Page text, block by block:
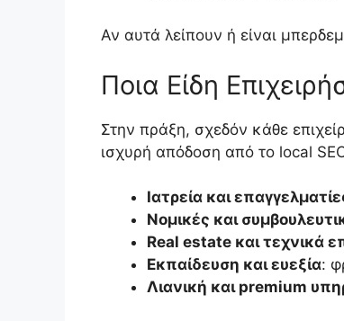
Αν αυτά λείπουν ή είναι
Ποια Είδη
Στην πράξη, σχεδόν κάθε
ισχυρή απόδοση από το local
Ιατρεία και
Νομικές και
Real estate και τεχνικά
Εκπαίδευση και ευεξία:
Λιανική και premium